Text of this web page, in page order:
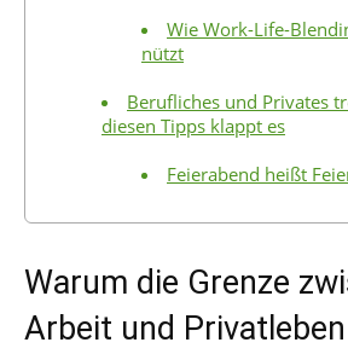
Wie Work-Life-
nützt
Berufliches und Privates
diesen Tipps klappt es
Feierabend heißt
Warum die Grenze
Arbeit und